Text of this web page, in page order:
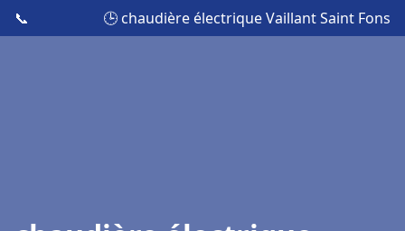
📞 🕒 chaudière électrique Vaillant Saint Fons